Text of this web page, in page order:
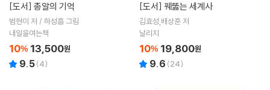
[도서] 총알의 기억
범현이 저 / 하성흡 그림
내일을여는책
10% 13,500원
9.5(4)
[도서] 꿰뚫는 세계사
김효성,배상훈 저
날리지
10% 19,800원
9.6 (24)